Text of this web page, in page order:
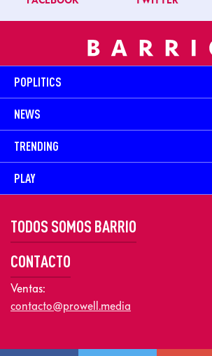
POPLITICS
NEWS
TRENDING
PLAY
TODOS SOMOS BARRIO
CONTACTO
Ventas:
contacto@prowell.media